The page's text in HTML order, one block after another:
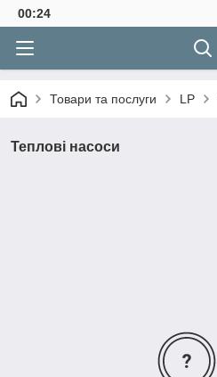
00:24
Товари та послуги LP
Теплові насоси